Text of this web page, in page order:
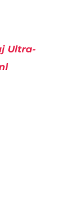
Ultra-